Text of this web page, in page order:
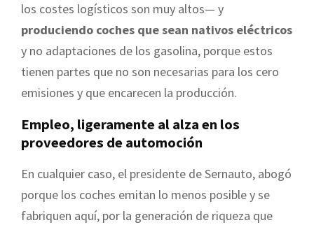
los costes logísticos son muy altos— y
produciendo coches que sean nativos eléctricos
y no adaptaciones de los gasolina, porque estos
tienen partes que no son necesarias para los cero
emisiones y que encarecen la producción.
Empleo, ligeramente al alza en los
proveedores de automoción
En cualquier caso, el presidente de Sernauto, abogó
porque los coches emitan lo menos posible y se
fabriquen aquí, por la generación de riqueza que